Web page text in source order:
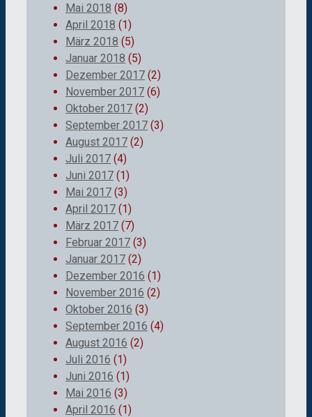
Mai 2018 (8)
April 2018 (1)
März 2018 (5)
Januar 2018 (5)
Dezember 2017 (2)
November 2017 (6)
Oktober 2017 (2)
September 2017 (3)
August 2017 (2)
Juli 2017 (4)
Juni 2017 (1)
Mai 2017 (3)
April 2017 (1)
März 2017 (7)
Februar 2017 (3)
Januar 2017 (2)
Dezember 2016 (1)
November 2016 (2)
Oktober 2016 (3)
September 2016 (4)
August 2016 (2)
Juli 2016 (1)
Juni 2016 (1)
Mai 2016 (3)
April 2016 (1)